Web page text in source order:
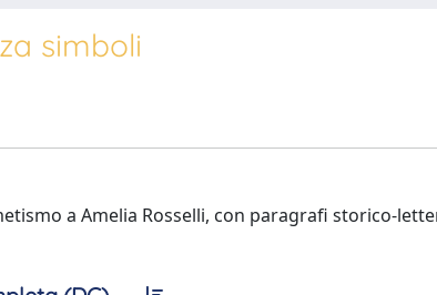
simboli
a Amelia Rosselli, con paragrafi storico-